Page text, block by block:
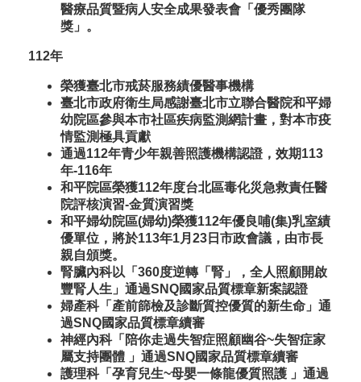
醫療品質暨病人安全成果發表會「優秀團隊
獎」。
112年
榮獲臺北市戒菸服務績優醫事機構
臺北市政府衛生局感謝臺北市立聯合醫院和平婦
幼院區參與本市社區疾病監測網計畫，對本市疫
情監測極具貢獻
通過112年青少年親善照護機構認證，效期113
年-116年
和平院區榮獲112年度台北區毒化災急救責任醫
院評核演習-金質演習獎
和平婦幼院區(婦幼)榮獲112年優良哺(集)乳室績
優單位，將於113年1月23日市政會議，由市長
親自頒獎。
腎臟內科以「360度逆轉「腎」，全人照顧開啟
豐腎人生」通過SNQ國家品質標章新案認證
婦產科「產前篩檢及診斷質控優質的新生命」通
過SNQ國家品質標章續審
神經內科「陪你走過失智症照顧幽谷~失智症家
屬支持團體 」通過SNQ國家品質標章續審
護理科「孕育兒生~母嬰一條龍優質照護 」通過